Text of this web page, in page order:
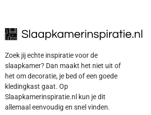
Zoek jij echte inspiratie voor de
slaapkamer? Dan maakt het niet uit of
het om decoratie, je bed of een goede
kledingkast gaat. Op
Slaapkamerinspiratie.nl kun je dit
allemaal eenvoudig en snel vinden.